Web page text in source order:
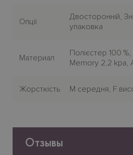
Опції
Двосторонній,
упаковка
Материал
Полієстер 100
Memory 2,2 kpa,
Жорсткiсть M середня, F
Отзывы